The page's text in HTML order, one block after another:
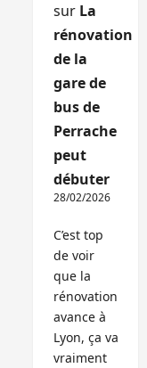
sur La
rénovation
de la
gare de
bus de
Perrache
peut
débuter
28/02/2026
C’est top
de voir
que la
rénovation
avance à
Lyon, ça va
vraiment